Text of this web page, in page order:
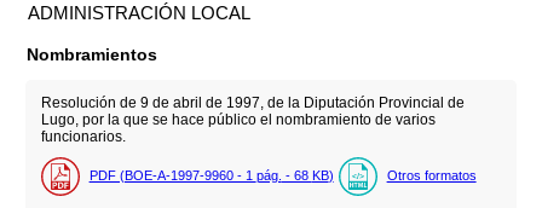
ADMINISTRACIÓN LOCAL
Nombramientos
Resolución de 9 de abril de 1997, de la Diputación Provincial de
Lugo, por la que se hace público el nombramiento de varios
funcionarios.
PDF (BOE-A-1997-9960 - 1 pág. - 68 KB) Otros formatos